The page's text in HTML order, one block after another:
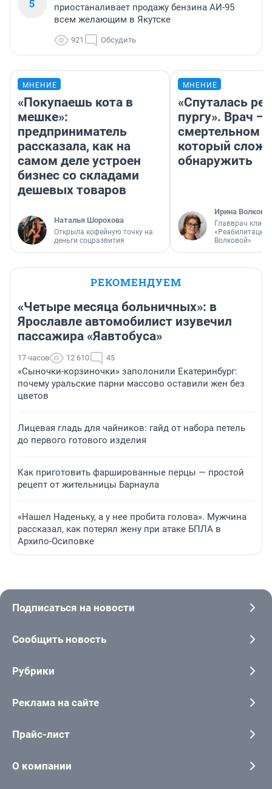
5
приостаналивает продажу бензина АИ-95
всем желающим в Якутске
921 Обсудить
МНЕНИЕ
«Покупаешь кота в
мешке»:
предприниматель
рассказала, как на
самом деле устроен
бизнес со складами
дешевых товаров
Наталья Шорохова
Открыла кофейную точку на
деньги соцразвития
МНЕНИЕ
«Спуталась
пургу». Врач —
смертельном
который
обнаружить
Ирина Волкова
Главврач
«Реабилитация
Волковой»
РЕКОМЕНДУЕМ
«Четыре месяца больничных»: в
Ярославле автомобилист изувечил
пассажира «Яавтобуса»
17 часов 12 610 45
«Сыночки-корзиночки» заполонили Екатеринбург:
почему уральские парни массово оставили жен без
цветов
Лицевая гладь для чайников: гайд от набора петель
до первого готового изделия
Как приготовить фаршированные перцы — простой
рецепт от жительницы Барнаула
«Нашел Наденьку, а у нее пробита голова». Мужчина
рассказал, как потерял жену при атаке БПЛА в
Архипо-Осиповке
Подписаться на новости
Сообщить новость
Рубрики
Реклама на сайте
Прайс-лист
О компании